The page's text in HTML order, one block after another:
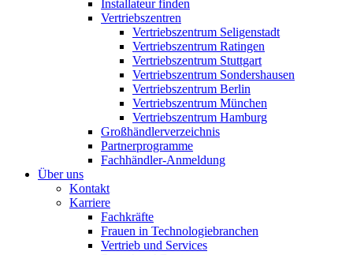
Installateur finden
Vertriebszentren
Vertriebszentrum Seligenstadt
Vertriebszentrum Ratingen
Vertriebszentrum Stuttgart
Vertriebszentrum Sondershausen
Vertriebszentrum Berlin
Vertriebszentrum München
Vertriebszentrum Hamburg
Großhändlerverzeichnis
Partnerprogramme
Fachhändler-Anmeldung
Über uns
Kontakt
Karriere
Fachkräfte
Frauen in Technologiebranchen
Vertrieb und Services